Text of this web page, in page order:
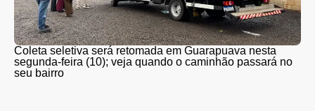
Coleta seletiva será retomada em Guarapuava nesta
segunda-feira (10); veja quando o caminhão passará no
seu bairro